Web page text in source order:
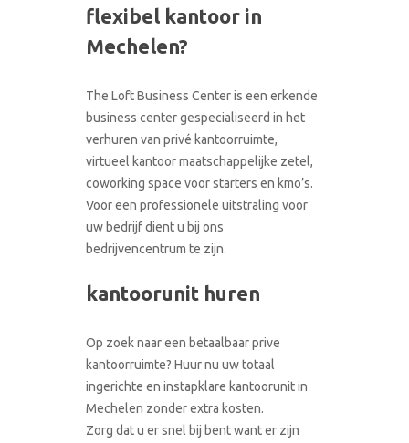
CONTACT
flexibel kantoor in
Mechelen?
The Loft Business Center is een erkende
business center gespecialiseerd in het
verhuren van privé kantoorruimte,
virtueel kantoor maatschappelijke zetel,
coworking space voor starters en kmo’s.
Voor een professionele uitstraling voor
uw bedrijf dient u bij ons
bedrijvencentrum te zijn.
kantoorunit huren
Op zoek naar een betaalbaar prive
kantoorruimte? Huur nu uw totaal
ingerichte en instapklare kantoorunit in
Mechelen zonder extra kosten.
Zorg dat u er snel bij bent want er zijn